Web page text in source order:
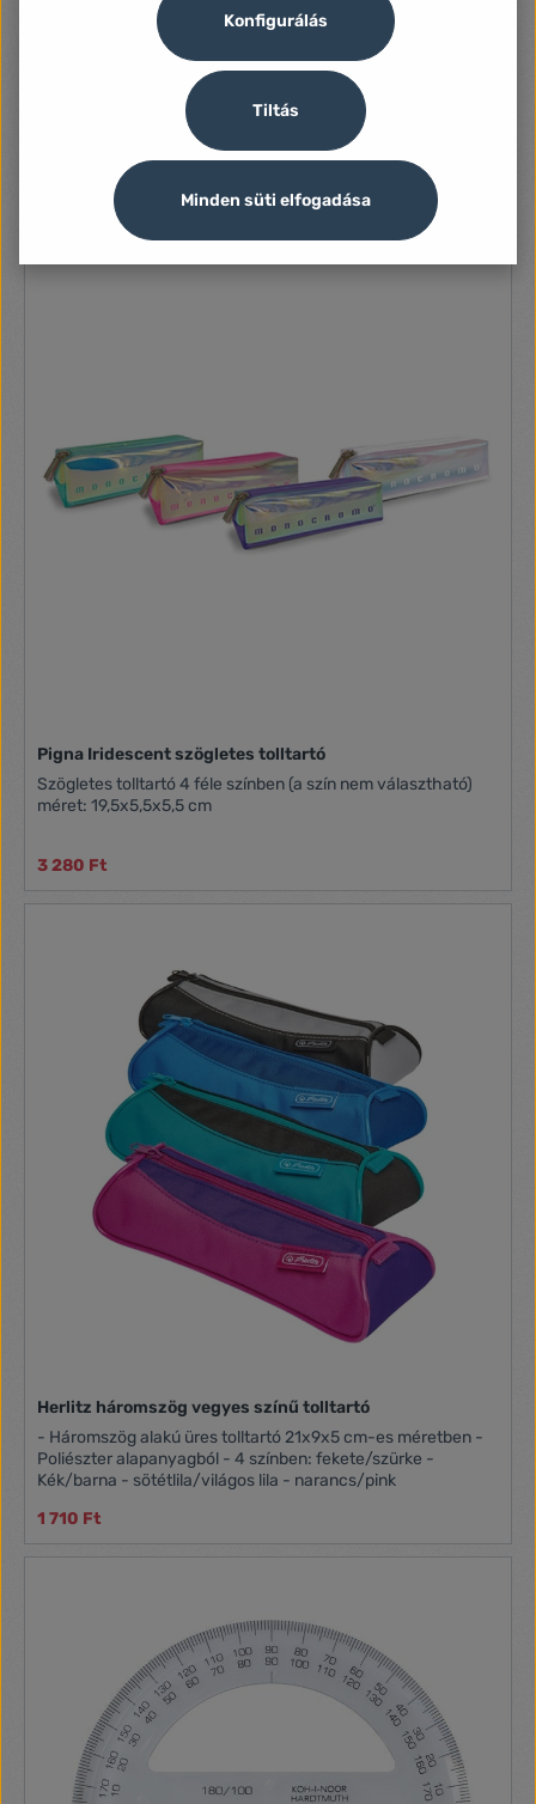
ICO Student 22 fekete/pasztell kék tolltartó
Henger alakú textil tolltartó.
Pigna Iridescent szögletes tolltartó
Szögletes tolltartó 4 féle színben (a szín nem választható)
méret: 19,5x5,5x5,5 cm
3 280 Ft
Herlitz háromszög vegyes színű tolltartó
- Háromszög alakú üres tolltartó 21x9x5 cm-es méretben -
Poliészter alapanyagból - 4 színben: fekete/szürke -
Kék/barna - sötétlila/világos lila - narancs/pink
1 710 Ft
Tiltás
Konfigurálás
Minden süti elfogadása